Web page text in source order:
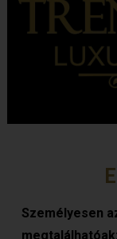
Személyesen
megtalálhatóak: